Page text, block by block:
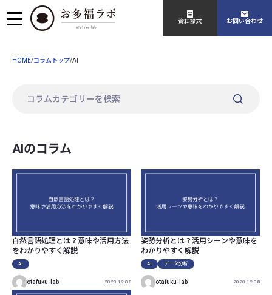
資料請求 お問い合わせ
HOME/コラムトップ/AI
AIのコラム
自然言語処理とは？意味や活用方法
をわかりやすく解説
AI
otafuku-lab 2020.12.08
姿勢分析とは？活用シーンや意味を
わかりやすく解説
AI データ分析
otafuku-lab 2020.12.08